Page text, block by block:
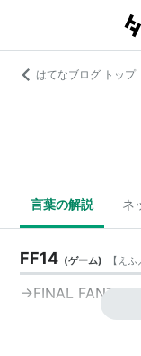
はてなブログ トップ
言葉の解説 ネ
FF14 (ゲーム) 【 えふ
→FINAL